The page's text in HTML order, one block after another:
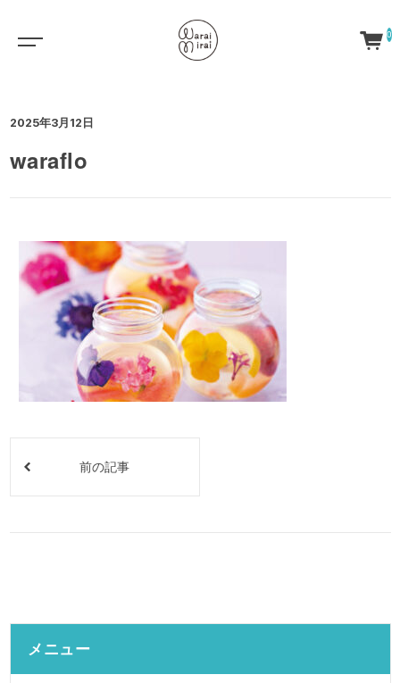
0
2025年3月12日
waraflo
前の記事
メニュー